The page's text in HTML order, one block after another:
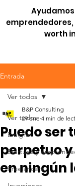
worth
Entrada
Ver todos
Emigrar
Startups y
Freelancers
Ver todos
Puedo ser
perpetuo
en ningún
B&P Consulting
29 ene 4 min de